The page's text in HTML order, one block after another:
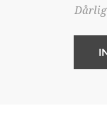
Dårlig